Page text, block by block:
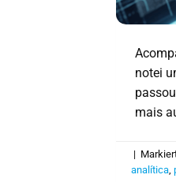
notei
mais
|
analítica,